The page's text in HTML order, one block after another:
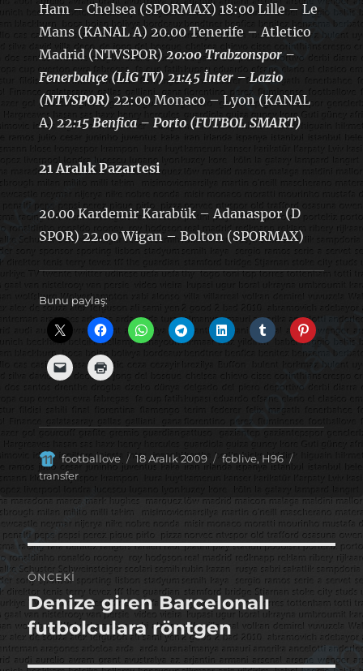
Ham – Chelsea (SPORMAX) 18:00 Lille – Le
Mans (KANAL A) 20.00 Tenerife – Atletico
Madrid (NTVSPOR) 20:00 Trabzonspor –
Fenerbahçe (LİG TV) 21:45 İnter – Lazio
(NTVSPOR) 22:00 Monaco – Lyon (KANAL
A) 22:15 Benfica – Porto (FUTBOL SMART)
21 Aralık Pazartesi
20.00 Kardemir Karabük – Adanaspor (D
SPOR) 22.00 Wigan – Bolton (SPORMAX)
Bunu paylaş:
Yazar
footballove
Yayın
18 Aralık 2009 Kategoriler
fcblive, H96
transfer
Yazı
gezinmesi
ÖNCEKI
Önceki
yazı:
Denize giren Barcelonalı
futbolculara röntgen